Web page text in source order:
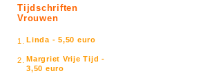
Tijdschriften
Vrouwen
1. Linda - 5,50 euro
2. Margriet Vrije Tijd -
3,50 euro